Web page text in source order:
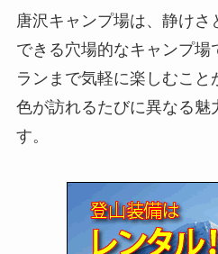
唐沢キャンプ場は、静けさ
できる穴場的なキャンプ場
ランまで気軽に楽しむこ
色が訪れるたびに異なる魅
す。